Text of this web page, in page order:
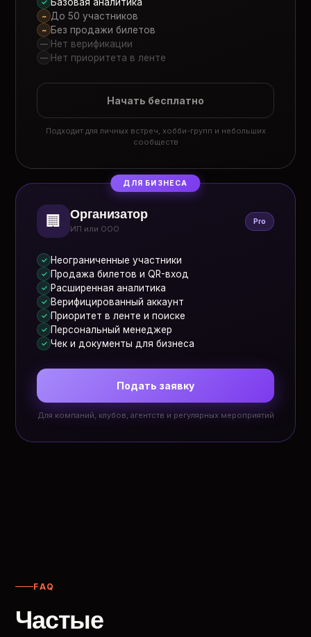
✓ Базовая аналитика
~ До 50 участников
~ Без продажи билетов
— Нет верификации
— Нет приоритета в ленте
Начать бесплатно
Подходит для личных встреч, хобби-групп и небольших
сообществ
ДЛЯ БИЗНЕСА
🏢 Организатор
ИП или ООО
Pro
✓ Неограниченные участники
✓ Продажа билетов и QR-вход
✓ Расширенная аналитика
✓ Верифицированный аккаунт
✓ Приоритет в ленте и поиске
✓ Персональный менеджер
✓ Чек и документы для бизнеса
Подать заявку
Для компаний, клубов, агентств и регулярных мероприятий
FAQ
Частые